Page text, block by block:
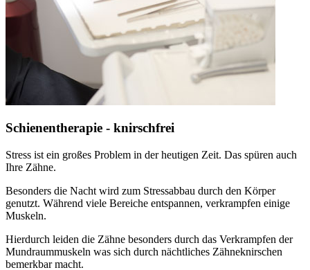
Schienentherapie - knirschfrei
Stress ist ein großes Problem in der heutigen Zeit. Das spüren auch
Ihre Zähne.
Besonders die Nacht wird zum Stressabbau durch den Körper
genutzt. Während viele Bereiche entspannen, verkrampfen einige
Muskeln.
Hierdurch leiden die Zähne besonders durch das Verkrampfen der
Mundraummuskeln was sich durch nächtliches Zähneknirschen
bemerkbar macht.